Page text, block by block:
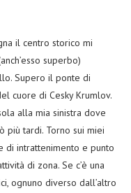
il centro storico mi
superbo)
Supero il ponte di
cuore di Cesky Krumlov.
alla mia sinistra dove
più tardi. Torno sui miei
di intrattenimento e punto
di zona. Se c’è una
ognuno diverso dall’altro